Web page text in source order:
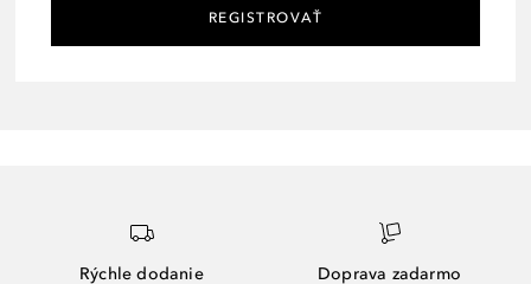
REGISTROVAŤ
Rýchle dodanie Doprava zadarmo